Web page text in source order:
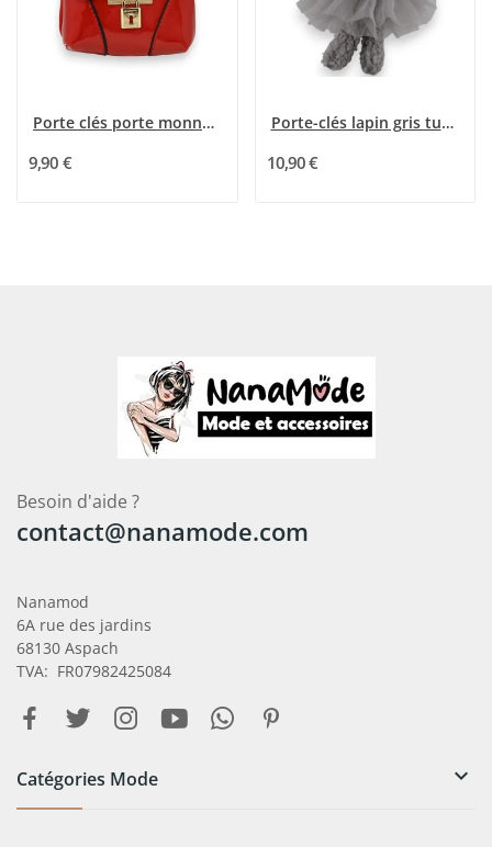
Porte clés porte monnaie rouge vernis
9,90 €
Porte-clés lapin gris tutu gris
10,90 €
Besoin d'aide ?
contact@nanamode.com
Nanamod
6A rue des jardins
68130 Aspach
TVA: FR07982425084
Catégories Mode 